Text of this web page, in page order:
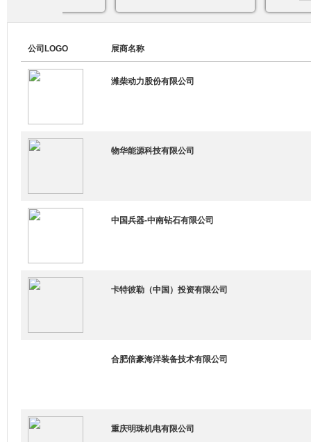
公司LOGO 展商名称
潍柴动力股份有限公司
物华能源科技有限公司
中国兵器-中南钻石有限公司
卡特彼勒（中国）投资有限公司
合肥倍豪海洋装备技术有限公司
重庆明珠机电有限公司